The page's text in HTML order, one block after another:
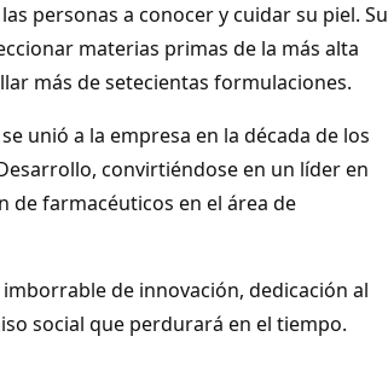
personas a conocer y cuidar su piel. Su
materias primas de la más alta
más de setecientas formulaciones.
unió a la empresa en la década de los
convirtiéndose en un líder en
de farmacéuticos en el área de
de innovación, dedicación al
social que perdurará en el tiempo.